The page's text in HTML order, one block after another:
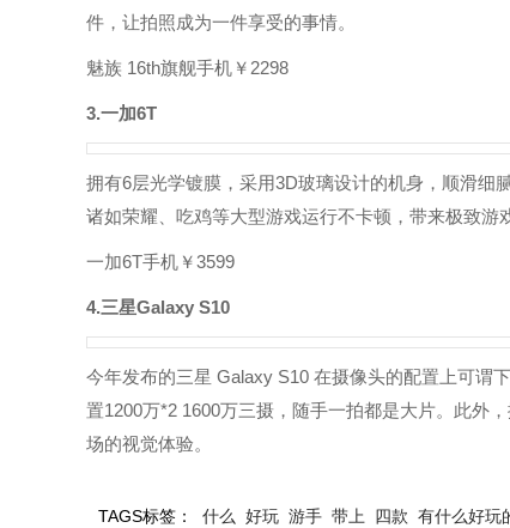
件，让拍照成为一件享受的事情。
魅族 16th旗舰手机￥2298
3.一加6T
拥有6层光学镀膜，采用3D玻璃设计的机身，顺滑细
诸如荣耀、吃鸡等大型游戏运行不卡顿，带来极致游
一加6T手机￥3599
4.三星Galaxy S10
今年发布的三星 Galaxy S10 在摄像头的配置上可谓
置1200万*2 1600万三摄，随手一拍都是大片。此外
场的视觉体验。
TAGS标签： 什么 好玩 游手 带上 四款 有什么好玩